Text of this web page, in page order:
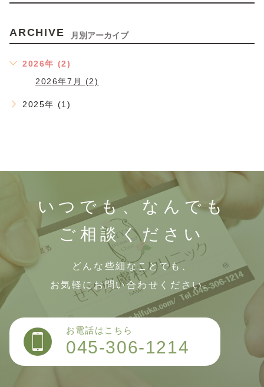
ARCHIVE 月別アーカイブ
2026年 (2)
2026年7月 (2)
2025年 (1)
いつでも、なんでも
ご相談ください
どんな些細なことでも、
お気軽にお問い合わせください。
お電話はこちら
045-306-1214